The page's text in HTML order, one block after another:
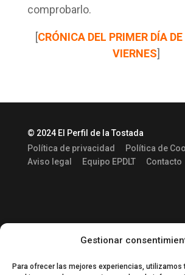
Gestionar
Para ofrecer las mejores experiencias,
comprobarlo.
[CRÓNICA DEL PRIMER DÍA
VIERNES]
© 2024 El Perfil de la Tostada
Política de privacidad
Política de
Aviso legal
Equipo EPDLT Contacto